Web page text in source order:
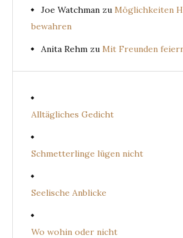
Joe Watchman zu Möglichkeiten
bewahren
Anita Rehm zu Mit Freunden
Alltägliches Gedicht
Schmetterlinge lügen nicht
Seelische Anblicke
Wo wohin oder nicht